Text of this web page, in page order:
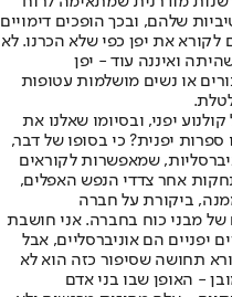
שלהם, ובכך הופכים דימויים
לקורא את יפן כפי שלא הכרנו. לא
ואיננה עוד - יפן
או נשים מושלמות עטופות
יפני, ובסיומו שאלנו את
ספרות יפנית? כי בסופו של דבר,
שמאפשרות לקוראים
אחר צדדי הנפש האפלים,
ביקורת על חברה
של מבני כוח בחברה. אני חושבת
יפניים הם אוניברסליים, אבל
תחושה שסיפור כזה הוא לא
- האופן שבו בני אדם